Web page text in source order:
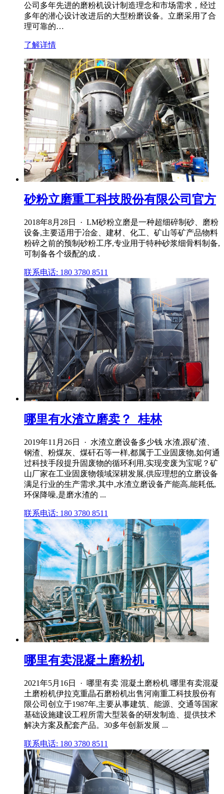
公司多年先进的磨粉机设计制造理念和市场需求，经过
多年的潜心设计改进后的大型粉磨设备。立磨采用了合
理可靠的…
了解详情
砂粉立磨重工科技股份有限公司官方
2018年8月28日 · LM砂粉立磨是一种超细碎制砂、磨粉
设备,主要适用于冶金、建材、化工、矿山等矿产品物料
粉碎之前的预制砂粉工序,专业用于特种砂浆细骨料制备,
可制备各个级配的成 .
联系电话: 180 3780 8511
哪里有水渣立磨卖？_桂林
2019年11月26日 · 水渣立磨设备多少钱 水渣,跟矿渣、
钢渣、粉煤灰、煤矸石等一样,都属于工业固废物,如何通
过科技手段提升固废物的循环利用,实现变废为宝呢？矿
山厂家在工业固废物领域深耕发展,供应理想的立磨设备
满足行业的生产需求,其中,水渣立磨设备产能高,能耗低,
环保降噪,是磨水渣的 ...
联系电话: 180 3780 8511
哪里有卖混凝土磨粉机
2021年5月16日 · 哪里有卖 混凝土磨粉机 哪里有卖混凝
土磨粉机伊拉克重晶石磨粉机出售河南重工科技股份有
限公司创立于1987年,主要从事建筑、能源、交通等国家
基础设施建设工程所需大型装备的研发制造、提供技术
解决方案及配套产品。30多年创新发展 ...
联系电话: 180 3780 8511